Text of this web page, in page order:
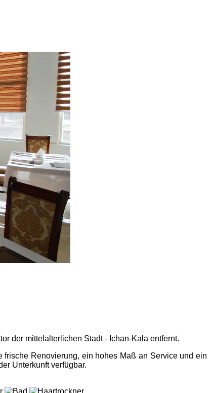
der mittelalterlichen Stadt - Ichan-Kala entfernt.
Renovierung, ein hohes Maß an Service und ein
Unterkunft verfügbar.